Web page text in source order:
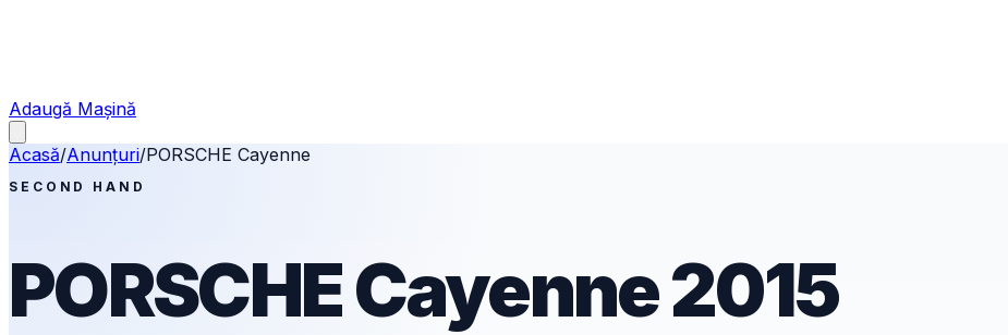
Adaugă Mașină
Acasă/Anunțuri/PORSCHE Cayenne
SECOND HAND
PORSCHECayenne2015